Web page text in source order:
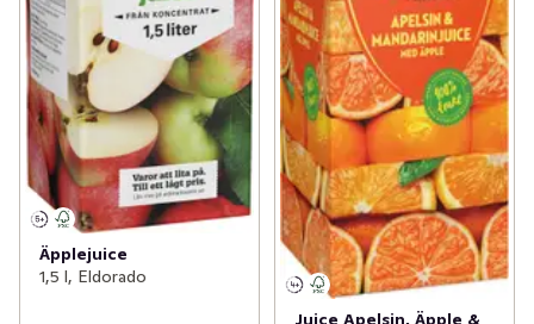
Äpplejuice
1,5 l, Eldorado
Juice Apelsin, Äpple &